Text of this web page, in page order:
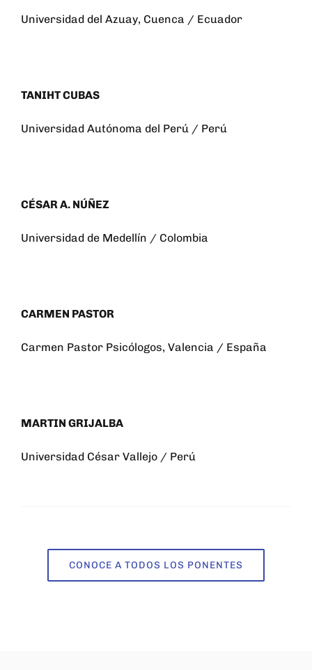
Universidad del Azuay, Cuenca / Ecuador
TANIHT CUBAS
Universidad Autónoma del Perú / Perú
CÉSAR A. NÚÑEZ
Universidad de Medellín / Colombia
CARMEN PASTOR
Carmen Pastor Psicólogos, Valencia / España
MARTIN GRIJALBA
Universidad César Vallejo / Perú
CONOCE A TODOS LOS PONENTES